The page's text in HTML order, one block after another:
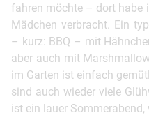
fahren möchte – dort habe
Mädchen verbracht. Ein
– kurz: BBQ – mit
aber auch mit
im Garten ist einfach
sind auch wieder viele
ist ein lauer